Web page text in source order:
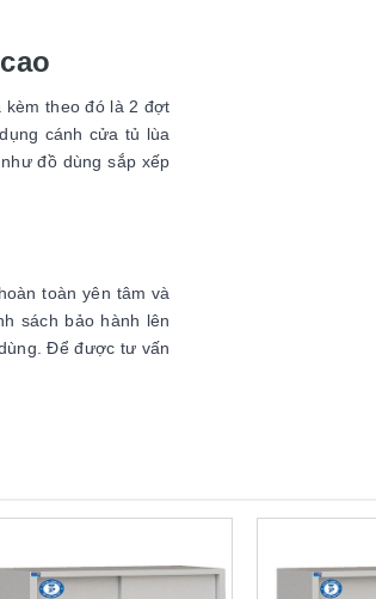
kèm theo đó là 2 đợt
cánh cửa tủ lùa
đồ dùng sắp xếp
toàn yên tâm và
sách bảo hành lên
Để được tư vấn